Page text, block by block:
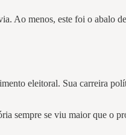
menos, este foi o abalo
eleitoral. Sua carreira
sempre se viu maior que o